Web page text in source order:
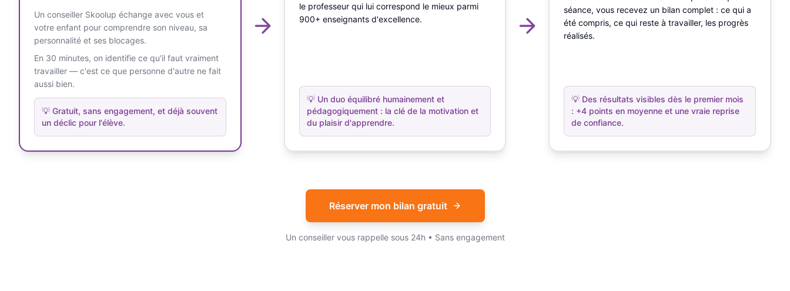
Un conseiller Skoolup échange avec vous et
votre enfant pour comprendre son niveau, sa
personnalité et ses blocages.
En 30 minutes, on identifie ce qu'il faut vraiment
travailler — c'est ce que personne d'autre ne fait
aussi bien.
💡 Gratuit, sans engagement, et déjà souvent
un déclic pour l'élève.
le professeur qui lui correspond le mieux parmi
900+ enseignants d'excellence.
💡 Un duo équilibré humainement et
pédagogiquement : la clé de la motivation et
du plaisir d'apprendre.
séance, vous recevez un bilan complet : ce qui a
été compris, ce qui reste à travailler, les progrès
réalisés.
💡 Des résultats visibles dès le premier mois
: +4 points en moyenne et une vraie reprise
de confiance.
Réserver mon bilan gratuit
Un conseiller vous rappelle sous 24h • Sans engagement